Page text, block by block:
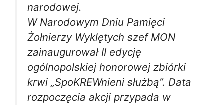
narodowej.
W Narodowym Dniu Pamięci
Żołnierzy Wyklętych szef MON
zainaugurował II edycję
ogólnopolskiej honorowej zbiórki
krwi „SpoKREWnieni służbą”. Data
rozpoczęcia akcji przypada w